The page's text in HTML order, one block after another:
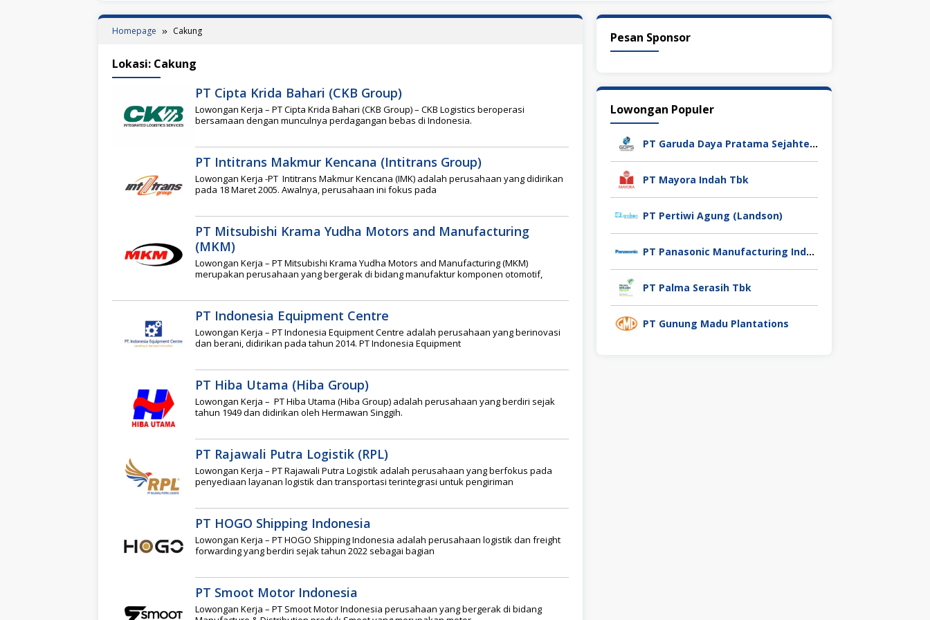
Homepage Cakung
Lokasi: Cakung
PT Cipta Krida Bahari (CKB Group)
Lowongan Kerja – PT Cipta Krida Bahari (CKB Group) – CKB Logistics beroperasi
bersamaan dengan munculnya perdagangan bebas di Indonesia.
PT Intitrans Makmur Kencana (Intitrans Group)
Lowongan Kerja -PT Intitrans Makmur Kencana (IMK) adalah perusahaan yang didirikan
pada 18 Maret 2005. Awalnya, perusahaan ini fokus pada
PT Mitsubishi Krama Yudha Motors and Manufacturing
(MKM)
Lowongan Kerja – PT Mitsubishi Krama Yudha Motors and Manufacturing (MKM)
merupakan perusahaan yang bergerak di bidang manufaktur komponen otomotif,
PT Indonesia Equipment Centre
Lowongan Kerja – PT Indonesia Equipment Centre adalah perusahaan yang berinovasi
dan berani, didirikan pada tahun 2014. PT Indonesia Equipment
PT Hiba Utama (Hiba Group)
Lowongan Kerja – PT Hiba Utama (Hiba Group) adalah perusahaan yang berdiri sejak
tahun 1949 dan didirikan oleh Hermawan Singgih.
PT Rajawali Putra Logistik (RPL)
Lowongan Kerja – PT Rajawali Putra Logistik adalah perusahaan yang berfokus pada
penyediaan layanan logistik dan transportasi terintegrasi untuk pengiriman
PT HOGO Shipping Indonesia
Lowongan Kerja – PT HOGO Shipping Indonesia adalah perusahaan logistik dan freight
forwarding yang berdiri sejak tahun 2022 sebagai bagian
PT Smoot Motor Indonesia
Lowongan Kerja – PT Smoot Motor Indonesia perusahaan yang bergerak di bidang
Pesan Sponsor
Lowongan Populer
PT Garuda Daya Pratama Sejahtera
PT Mayora Indah Tbk
PT Pertiwi Agung (Landson)
PT Panasonic Manufacturing Indonesia
PT Palma Serasih Tbk
PT Gunung Madu Plantations